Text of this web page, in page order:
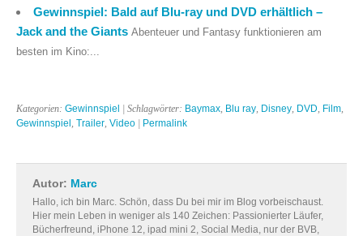
Gewinnspiel: Bald auf Blu-ray und DVD erhältlich –
Jack and the Giants Abenteuer und Fantasy funktionieren am
besten im Kino:...
Kategorien: Gewinnspiel | Schlagwörter: Baymax, Blu ray, Disney, DVD, Film,
Gewinnspiel, Trailer, Video | Permalink
Autor: Marc
Hallo, ich bin Marc. Schön, dass Du bei mir im Blog vorbeischaust.
Hier mein Leben in weniger als 140 Zeichen: Passionierter Läufer,
Bücherfreund, iPhone 12, ipad mini 2, Social Media, nur der BVB,